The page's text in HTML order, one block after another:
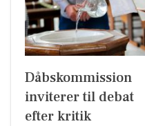
Dåbskommission
inviterer til debat
efter kritik